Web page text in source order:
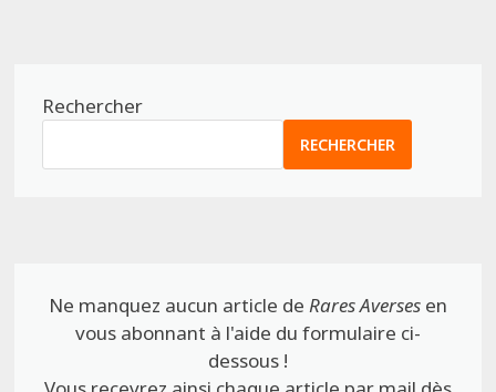
Rechercher
RECHERCHER
Ne manquez aucun article de Rares Aversesen
vous abonnant à l'aide du formulaire ci-
dessous !